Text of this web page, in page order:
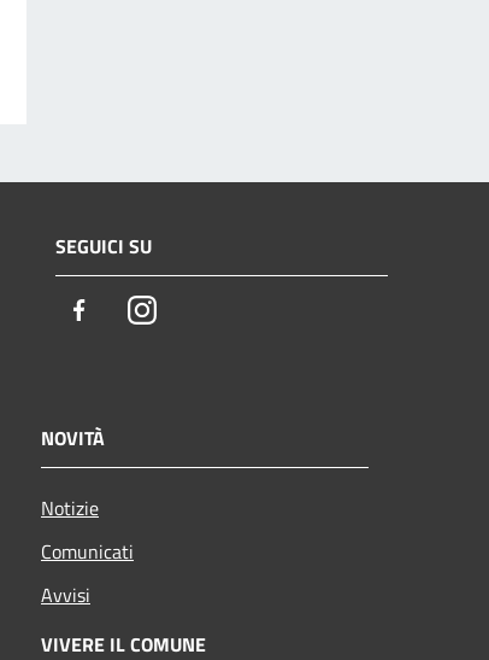
SEGUICI SU
FacebookInstagram
NOVITÀ
Notizie
Comunicati
Avvisi
VIVERE IL COMUNE